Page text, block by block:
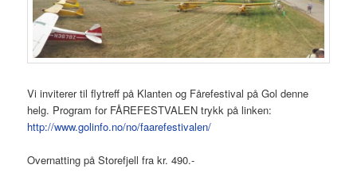
Vi inviterer til flytreff på Klanten og Fårefestival på Gol denne
helg. Program for FÅREFESTVALEN trykk på linken:
http://www.golinfo.no/no/faarefestivalen/
Overnatting på Storefjell fra kr. 490.-